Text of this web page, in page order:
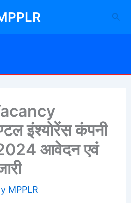
इंश्योरेंस कंपनी
2024 आवेदन एवं
MPPLR